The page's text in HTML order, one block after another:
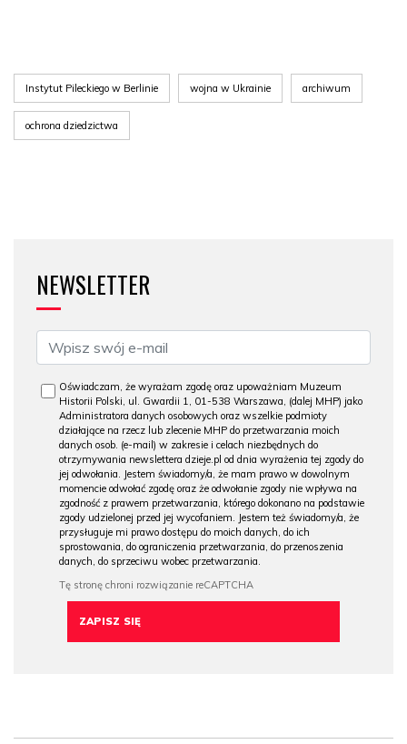
Instytut Pileckiego w Berlinie wojna w Ukrainie archiwum
ochrona dziedzictwa
NEWSLETTER
Oświadczam, że wyrażam zgodę oraz upoważniam Muzeum
Historii Polski, ul. Gwardii 1, 01-538 Warszawa, (dalej MHP) jako
Administratora danych osobowych oraz wszelkie podmioty
działające na rzecz lub zlecenie MHP do przetwarzania moich
danych osob. (e-mail) w zakresie i celach niezbędnych do
otrzymywania newslettera dzieje.pl od dnia wyrażenia tej zgody do
jej odwołania. Jestem świadomy/a, że mam prawo w dowolnym
momencie odwołać zgodę oraz że odwołanie zgody nie wpływa na
zgodność z prawem przetwarzania, którego dokonano na podstawie
zgody udzielonej przed jej wycofaniem. Jestem też świadomy/a, że
przysługuje mi prawo dostępu do moich danych, do ich
sprostowania, do ograniczenia przetwarzania, do przenoszenia
danych, do sprzeciwu wobec przetwarzania.